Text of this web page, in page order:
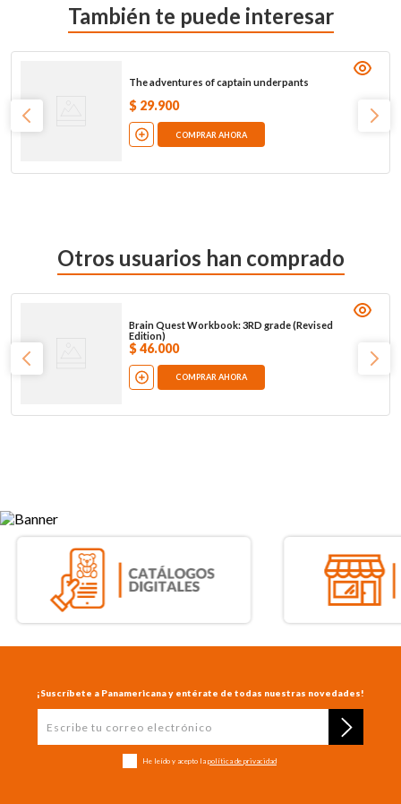
También te puede interesar
The adventures of captain underpants
$ 29.900
COMPRAR AHORA
Otros usuarios han comprado
Brain Quest Workbook: 3RD grade (Revised
Edition)
$ 46.000
COMPRAR AHORA
¡Suscríbete a Panamericana y entérate de todas nuestras novedades!
He leído y acepto la política de privacidad